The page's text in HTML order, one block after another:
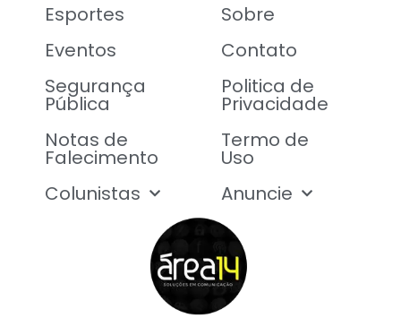
Esportes
Eventos
Segurança
Pública
Notas de
Falecimento
Colunistas
Sobre
Contato
Politica de
Privacidade
Termo de
Uso
Anuncie